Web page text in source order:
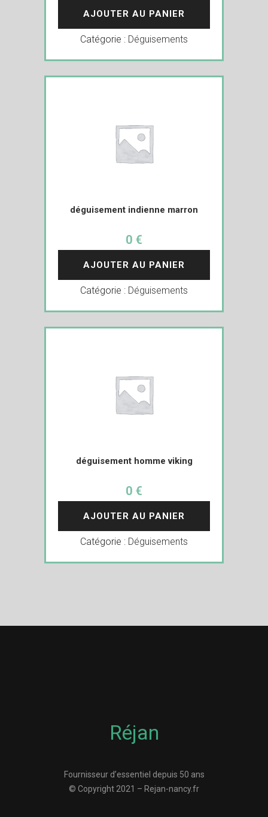
AJOUTER AU PANIER
Catégorie : Déguisements
déguisement indienne marron
0 €
AJOUTER AU PANIER
Catégorie : Déguisements
déguisement homme viking
0 €
AJOUTER AU PANIER
Catégorie : Déguisements
Réjan
Fournisseur d’essentiel depuis 50 ans
© Copyright 2021 – Rejan-nancy.fr